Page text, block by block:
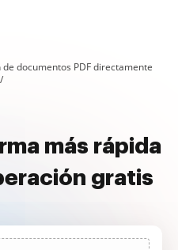
documentos PDF directamente
más rápida
gratis